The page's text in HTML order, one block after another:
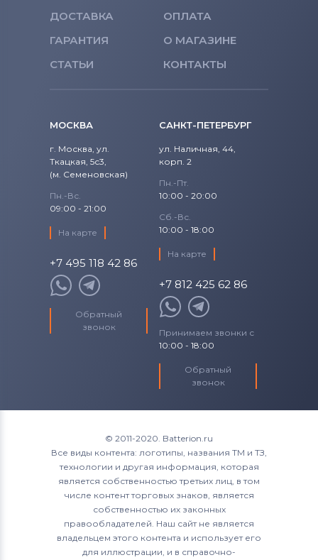
ДОСТАВКА
ОПЛАТА
ГАРАНТИЯ
О МАГАЗИНЕ
СТАТЬИ
КОНТАКТЫ
МОСКВА
г. Москва, ул.
Ткацкая, 5с3,
(м. Семеновская)
Пн.-Вс.
09:00 - 21:00
На карте
+7 495 118 42 86
Обратный
звонок
САНКТ-ПЕТЕРБУРГ
ул. Наличная, 44,
корп. 2
Пн.-Пт.
10:00 - 20:00
Сб.-Вс.
10:00 - 18:00
На карте
+7 812 425 62 86
Принимаем звонки с
10:00 - 18:00
Обратный
звонок
© 2011-2020. Batterion.ru
Все виды контента: логотипы, названия ТМ и ТЗ,
технологии и другая информация, которая
является собственностью третьих лиц, в том
числе контент торговых знаков, является
собственностью их законных
правообладателей. Наш сайт не является
владельцем этого контента и использует его
для иллюстрации, и в справочно-